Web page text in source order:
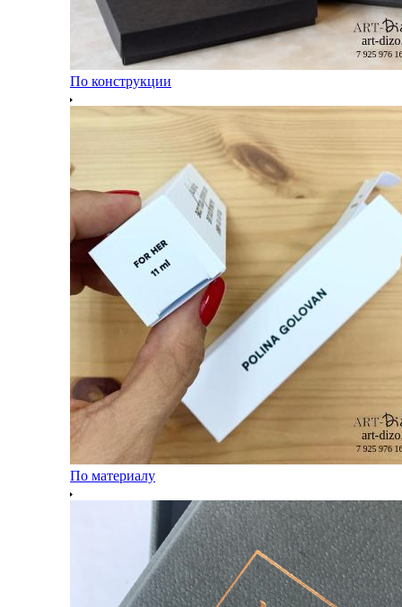
По конструкции
По материалу